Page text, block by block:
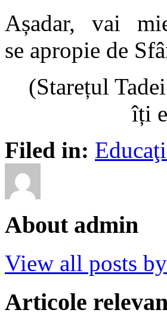
Așadar, vai
se apropie de
(Starețul
îți
Filed in:
About admin
View all posts
Articole